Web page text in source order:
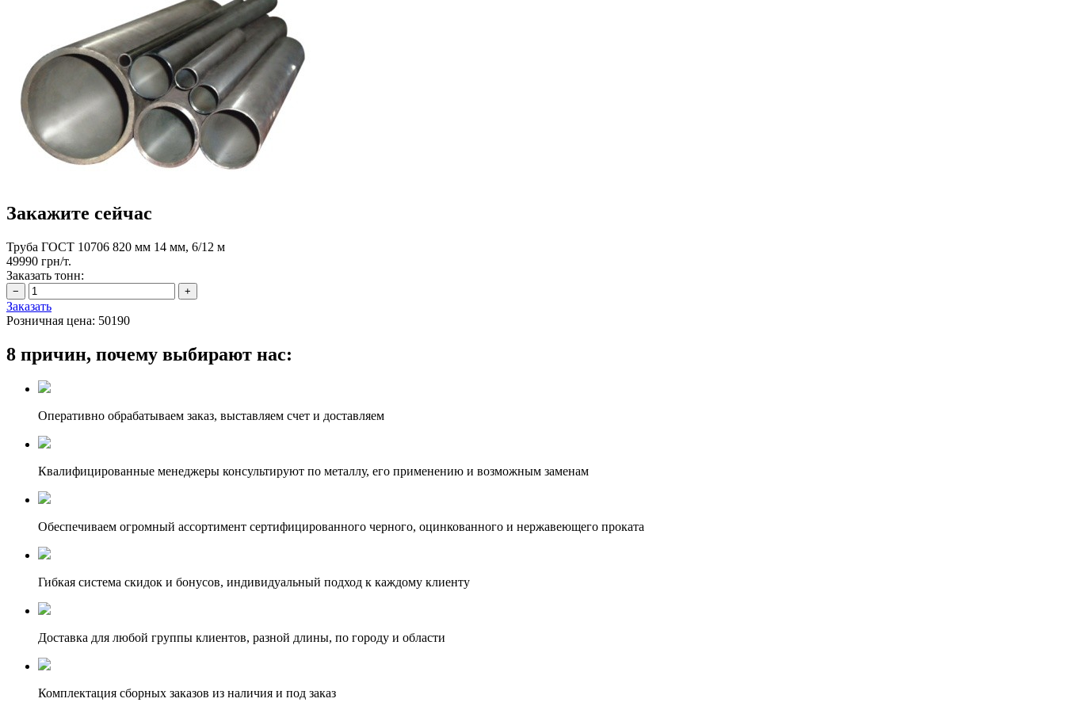
Закажите сейчас
Труба ГОСТ 10706 820 мм 14 мм, 6/12 м
49990 грн/т.
Заказать тонн:
Заказать
Розничная цена: 50190
8 причин, почему выбирают нас:
Оперативно обрабатываем заказ, выставляем счет и доставляем
Квалифицированные менеджеры консультируют по металлу, его применению и возможным заменам
Обеспечиваем огромный ассортимент сертифицированного черного, оцинкованного и нержавеющего проката
Гибкая система скидок и бонусов, индивидуальный подход к каждому клиенту
Доставка для любой группы клиентов, разной длины, по городу и области
Комплектация сборных заказов из наличия и под заказ